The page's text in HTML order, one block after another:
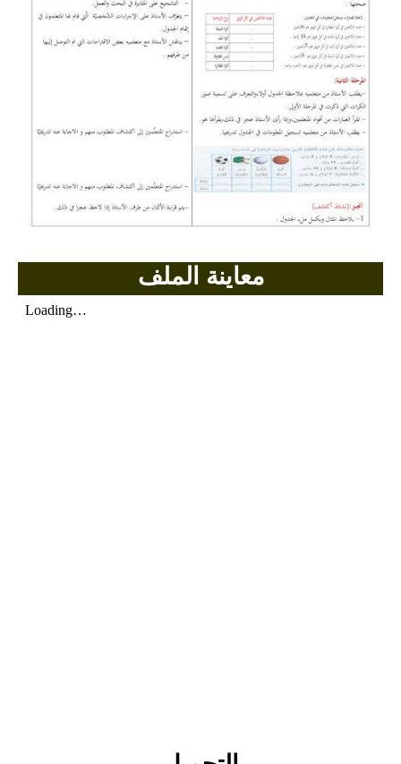
بحوث التاريخ و الجغرافيا
بحوث اللغة الانجليزية
معاينة الملف